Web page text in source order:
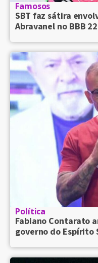
Famosos
SBT faz sátira
Abravanel no BBB 22
Política
Fabiano Contarato
governo do Espírito